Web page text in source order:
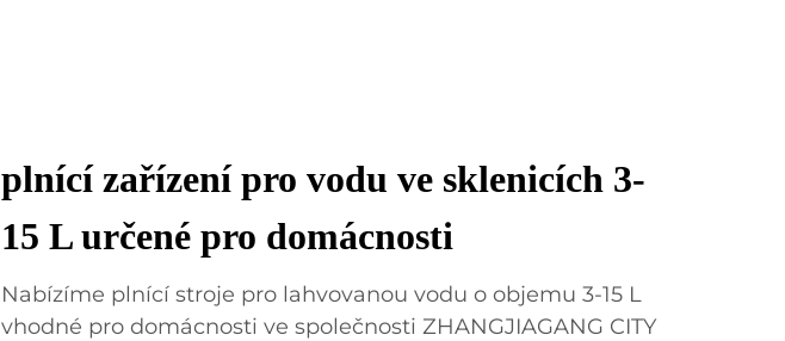
plnící zařízení pro vodu ve sklenicích 3-
15 L určené pro domácnosti
Nabízíme plnící stroje pro lahvovanou vodu o objemu 3-15 L
vhodné pro domácnosti ve společnosti ZHANGJIAGANG CITY